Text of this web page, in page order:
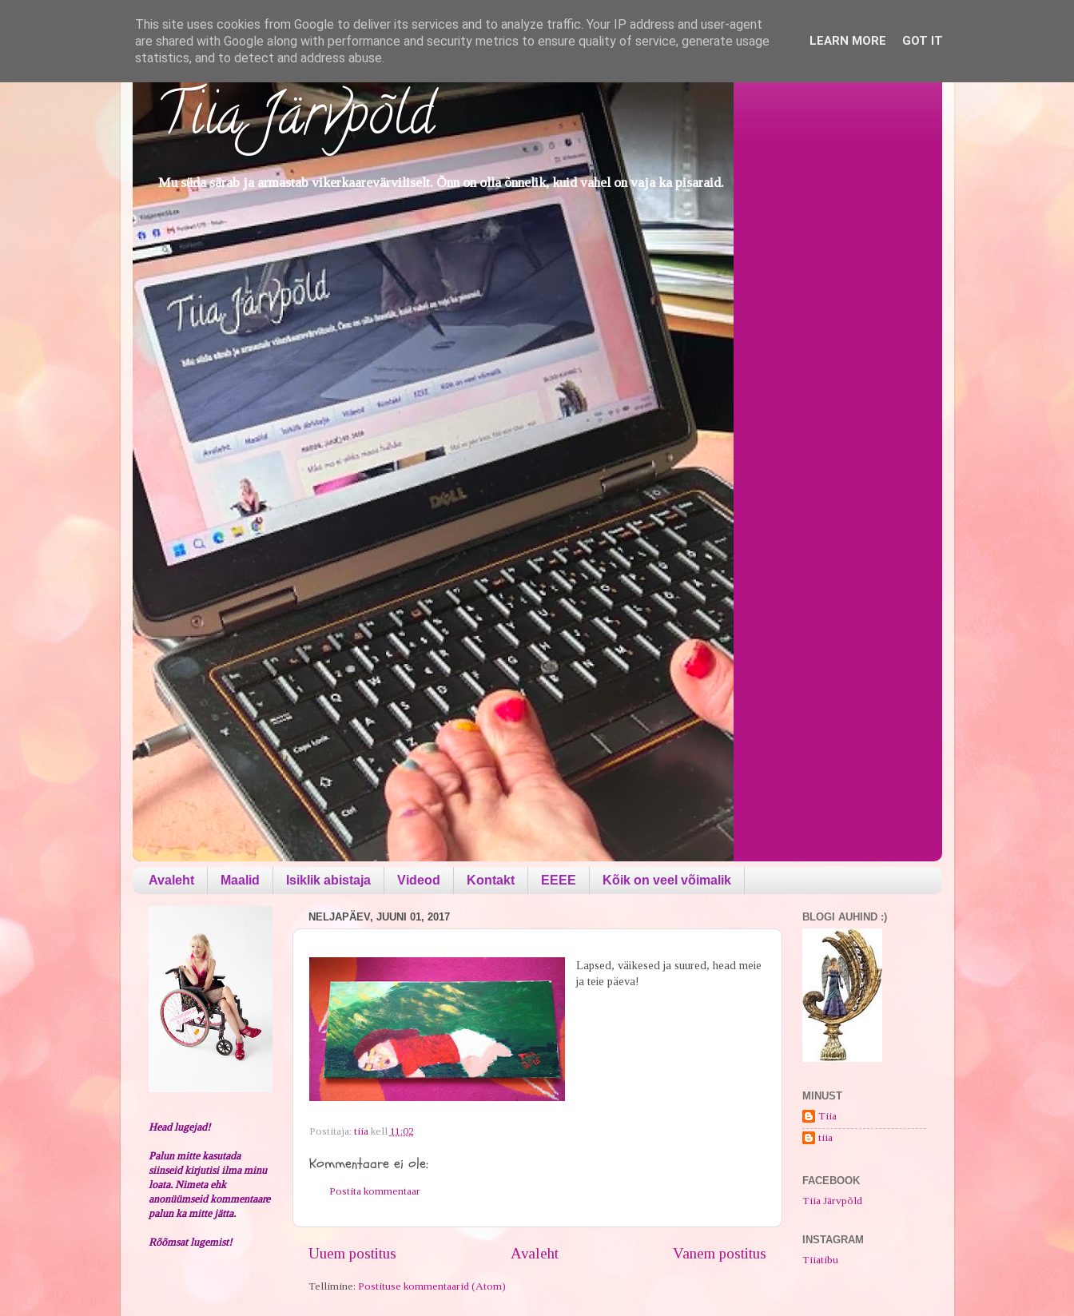
Tiia Järvpõld
Mu süda särab ja armastab vikerkaarevärviliselt. Õnn on olla õnnelik, kuid vahel on vaja ka pisaraid.
Avaleht Maalid Isiklik abistaja Videod Kontakt EEEE Kõik on veel võimalik
NELJAPÄEV, JUUNI 01, 2017
Lapsed, väikesed ja suured, head meie
ja teie päeva!
Postitaja: tiia kell 11:02
Kommentaare ei ole:
Postita kommentaar
Uuem postitus Vanem postitus
Avaleht
Tellimine: Postituse kommentaarid (Atom)
Head lugejad!
Palun mitte kasutada
siinseid kirjutisi ilma minu
loata. Nimeta ehk
anonüümseid kommentaare
palun ka mitte jätta.
Rõõmsat lugemist!
BLOGI AUHIND :)
MINUST
Tiia
tiia
FACEBOOK
Tiia Järvpõld
INSTAGRAM
Tiiatibu
This site uses cookies from Google to deliver its services and to analyze traffic. Your IP address and user-agent
are shared with Google along with performance and security metrics to ensure quality of service, generate usage
statistics, and to detect and address abuse.
LEARN MORE GOT IT